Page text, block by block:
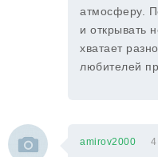
атмосферу.
и открывать
хватает
любителей
amirov2000